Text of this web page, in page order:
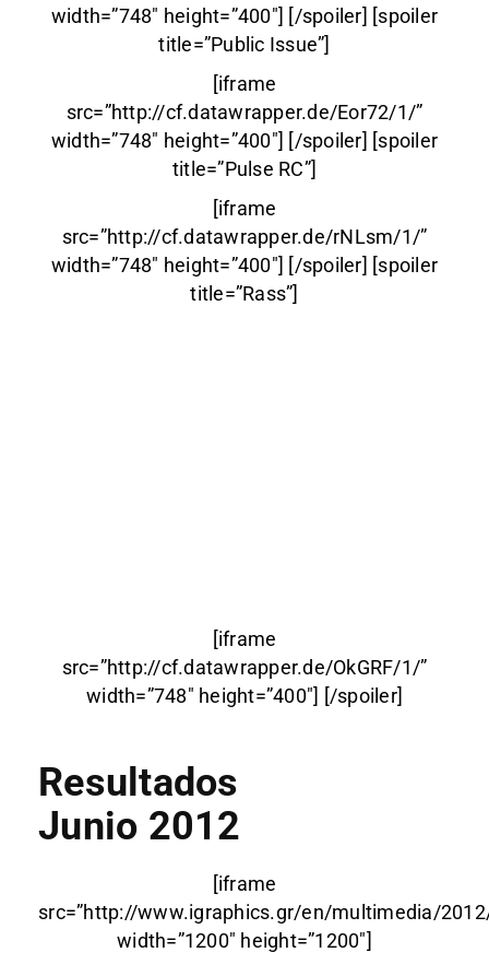
width=”748″ height=”400″] [/spoiler] [spoiler
title=”Public Issue”]
[iframe
src=”http://cf.datawrapper.de/Eor72/1/”
width=”748″ height=”400″] [/spoiler] [spoiler
title=”Pulse RC”]
[iframe
src=”http://cf.datawrapper.de/rNLsm/1/”
width=”748″ height=”400″] [/spoiler] [spoiler
title=”Rass”]
[iframe
src=”http://cf.datawrapper.de/OkGRF/1/”
width=”748″ height=”400″] [/spoiler]
Resultados
Junio 2012
[iframe
src=”http://www.igraphics.gr/en/multimedia/
width=”1200″ height=”1200″]